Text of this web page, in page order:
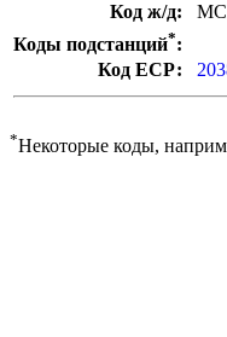
Код ж/д:
Коды подстанций*:
Код ЕСР:
*Некоторые коды,